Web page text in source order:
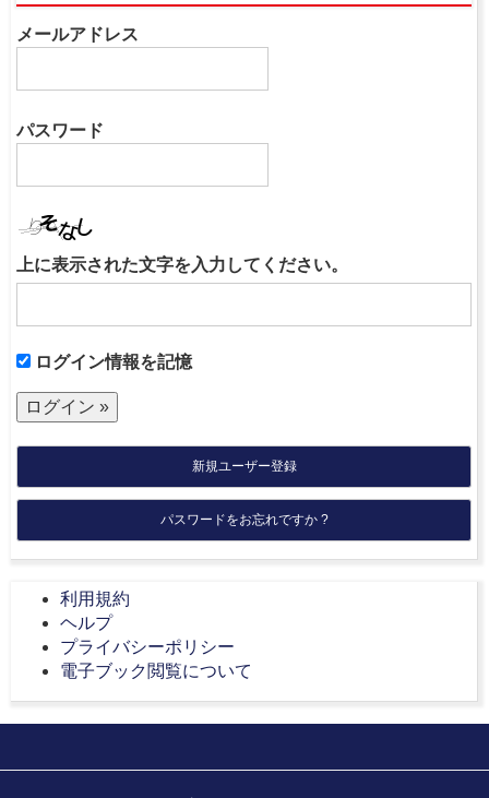
メールアドレス
パスワード
上に表示された文字を入力してください。
ログイン情報を記憶
新規ユーザー登録
パスワードをお忘れですか ?
利用規約
ヘルプ
プライバシーポリシー
電子ブック閲覧について